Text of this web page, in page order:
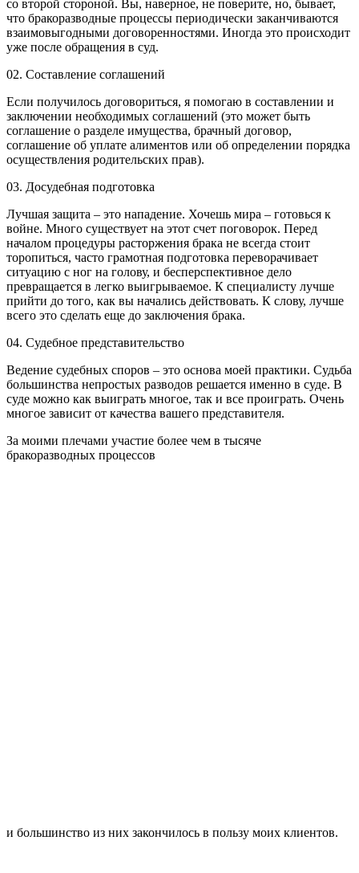
со второй стороной. Вы, наверное, не поверите, но, бывает,
что бракоразводные процессы периодически заканчиваются
взаимовыгодными договоренностями. Иногда это происходит
уже после обращения в суд.
02. Составление соглашений
Если получилось договориться, я помогаю в составлении и
заключении необходимых соглашений (это может быть
соглашение о разделе имущества, брачный договор,
соглашение об уплате алиментов или об определении порядка
осуществления родительских прав).
03. Досудебная подготовка
Лучшая защита – это нападение. Хочешь мира – готовься к
войне. Много существует на этот счет поговорок. Перед
началом процедуры расторжения брака не всегда стоит
торопиться, часто грамотная подготовка переворачивает
ситуацию с ног на голову, и бесперспективное дело
превращается в легко выигрываемое. К специалисту лучше
прийти до того, как вы начались действовать. К слову, лучше
всего это сделать еще до заключения брака.
04. Судебное представительство
Ведение судебных споров – это основа моей практики. Судьба
большинства непростых разводов решается именно в суде. В
суде можно как выиграть многое, так и все проиграть. Очень
многое зависит от качества вашего представителя.
За моими плечами участие более чем в тысяче
бракоразводных процессов
и большинство из них закончилось в пользу моих клиентов.